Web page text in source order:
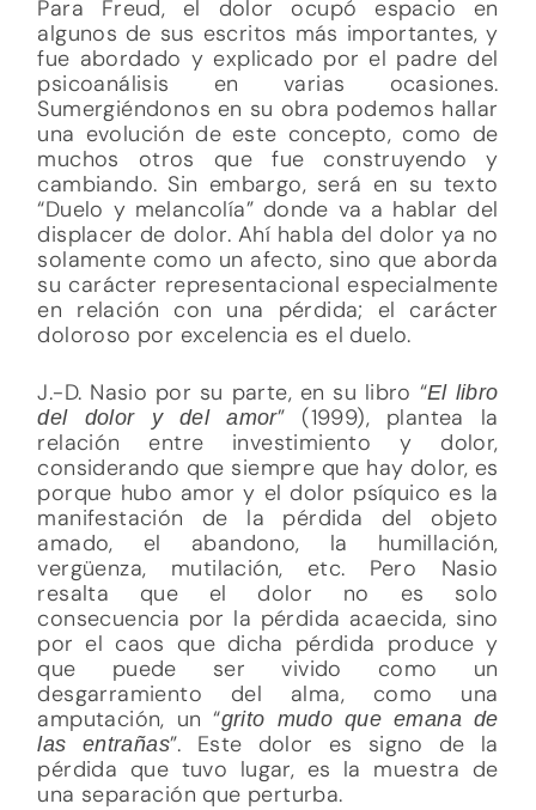
Para Freud, el dolor ocupó espacio en
algunos de sus escritos más importantes, y
fue abordado y explicado por el padre del
psicoanálisis en varias ocasiones.
Sumergiéndonos en su obra podemos hallar
una evolución de este concepto, como de
muchos otros que fue construyendo y
cambiando. Sin embargo, será en su texto
“Duelo y melancolía” donde va a hablar del
displacer de dolor. Ahí habla del dolor ya no
solamente como un afecto, sino que aborda
su carácter representacional especialmente
en relación con una pérdida; el carácter
doloroso por excelencia es el duelo.
J.-D. Nasio por su parte, en su libro “El libro
del dolor y del amor” (1999), plantea la
relación entre investimiento y dolor,
considerando que siempre que hay dolor, es
porque hubo amor y el dolor psíquico es la
manifestación de la pérdida del objeto
amado, el abandono, la humillación,
vergüenza, mutilación, etc. Pero Nasio
resalta que el dolor no es solo
consecuencia por la pérdida acaecida, sino
por el caos que dicha pérdida produce y
que puede ser vivido como un
desgarramiento del alma, como una
amputación, un “grito mudo que emana de
las entrañas”. Este dolor es signo de la
pérdida que tuvo lugar, es la muestra de
una separación que perturba.